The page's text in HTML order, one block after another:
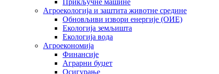
Прикључне машине
Агроекологија и заштита животне средине
Обновљиви извори енергије (ОИЕ)
Екологија земљишта
Екологија вода
Агроекономија
Финансије
Аграрни буџет
Осигурање